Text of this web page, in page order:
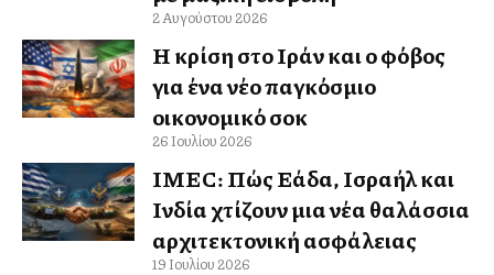
2 Αυγούστου 2026
Η κρίση στο Ιράν και ο φόβος
για ένα νέο παγκόσμιο
οικονομικό σοκ
26 Ιουλίου 2026
IMEC: Πώς Ελλάδα, Ισραήλ και
Ινδία χτίζουν μια νέα θαλάσσια
αρχιτεκτονική ασφάλειας
19 Ιουλίου 2026